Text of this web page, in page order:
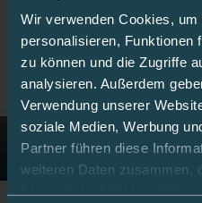
Wir verwenden Cookies,
personalisieren, Funktionen
zu können und die Zugriffe
analysieren. Außerdem
Verwendung unserer
soziale Medien, Werbung
Partner führen diese
weiteren Daten zusammen,